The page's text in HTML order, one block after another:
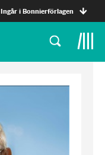
Ingår i Bonnierförlagen